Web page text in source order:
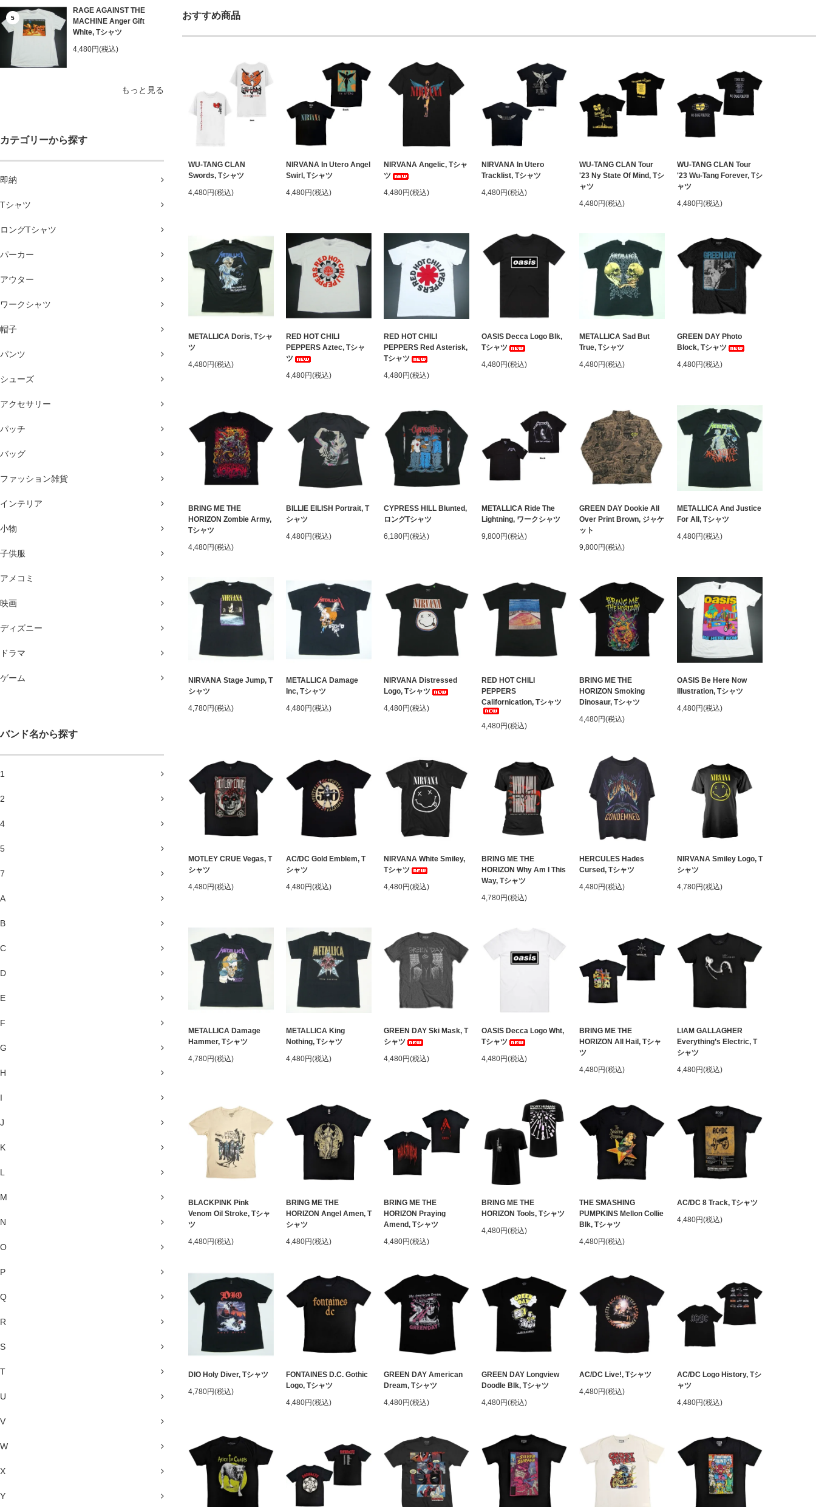
5
RAGE AGAINST THE
MACHINE Anger Gift
White, Tシャツ
4,480円(税込)
もっと見る
カテゴリーから探す
即納
Tシャツ
ロングTシャツ
パーカー
アウター
ワークシャツ
帽子
パンツ
シューズ
アクセサリー
パッチ
バッグ
ファッション雑貨
インテリア
小物
子供服
アメコミ
映画
ディズニー
ドラマ
ゲーム
バンド名から探す
1
2
4
5
7
A
B
C
D
E
F
G
H
I
J
K
L
M
N
O
P
Q
R
S
T
U
V
W
X
Y
おすすめ商品
WU-TANG CLAN
Swords, Tシャツ
4,480円(税込)
NIRVANA In Utero Angel
Swirl, Tシャツ
4,480円(税込)
NIRVANA Angelic, Tシャ
ツ
4,480円(税込)
NIRVANA In Utero
Tracklist, Tシャツ
4,480円(税込)
WU-TANG CLAN Tour
'23 Ny State Of Mind, Tシ
ャツ
4,480円(税込)
WU-TANG CLAN Tour
'23 Wu-Tang Forever, Tシ
ャツ
4,480円(税込)
METALLICA Doris, Tシャ
ツ
4,480円(税込)
RED HOT CHILI
PEPPERS Aztec, Tシャ
ツ
4,480円(税込)
RED HOT CHILI
PEPPERS Red Asterisk,
Tシャツ
4,480円(税込)
OASIS Decca Logo Blk,
Tシャツ
4,480円(税込)
METALLICA Sad But
True, Tシャツ
4,480円(税込)
GREEN DAY Photo
Block, Tシャツ
4,480円(税込)
BRING ME THE
HORIZON Zombie Army,
Tシャツ
4,480円(税込)
BILLIE EILISH Portrait, T
シャツ
4,480円(税込)
CYPRESS HILL Blunted,
ロングTシャツ
6,180円(税込)
METALLICA Ride The
Lightning, ワークシャツ
9,800円(税込)
GREEN DAY Dookie All
Over Print Brown, ジャケ
ット
9,800円(税込)
METALLICA And Justice
For All, Tシャツ
4,480円(税込)
NIRVANA Stage Jump, T
シャツ
4,780円(税込)
METALLICA Damage
Inc, Tシャツ
4,480円(税込)
NIRVANA Distressed
Logo, Tシャツ
4,480円(税込)
RED HOT CHILI
PEPPERS
Californication, Tシャツ
4,480円(税込)
BRING ME THE
HORIZON Smoking
Dinosaur, Tシャツ
4,480円(税込)
OASIS Be Here Now
Illustration, Tシャツ
4,480円(税込)
MOTLEY CRUE Vegas, T
シャツ
4,480円(税込)
AC/DC Gold Emblem, T
シャツ
4,480円(税込)
NIRVANA White Smiley,
Tシャツ
4,480円(税込)
BRING ME THE
HORIZON Why Am I This
Way, Tシャツ
4,780円(税込)
HERCULES Hades
Cursed, Tシャツ
4,480円(税込)
NIRVANA Smiley Logo, T
シャツ
4,780円(税込)
METALLICA Damage
Hammer, Tシャツ
4,780円(税込)
METALLICA King
Nothing, Tシャツ
4,480円(税込)
GREEN DAY Ski Mask, T
シャツ
4,480円(税込)
OASIS Decca Logo Wht,
Tシャツ
4,480円(税込)
BRING ME THE
HORIZON All Hail, Tシャ
ツ
4,480円(税込)
LIAM GALLAGHER
Everything’s Electric, T
シャツ
4,480円(税込)
BLACKPINK Pink
Venom Oil Stroke, Tシャ
ツ
4,480円(税込)
BRING ME THE
HORIZON Angel Amen, T
シャツ
4,480円(税込)
BRING ME THE
HORIZON Praying
Amend, Tシャツ
4,480円(税込)
BRING ME THE
HORIZON Tools, Tシャツ
4,480円(税込)
THE SMASHING
PUMPKINS Mellon Collie
Blk, Tシャツ
4,480円(税込)
AC/DC 8 Track, Tシャツ
4,480円(税込)
DIO Holy Diver, Tシャツ
4,780円(税込)
FONTAINES D.C. Gothic
Logo, Tシャツ
4,480円(税込)
GREEN DAY American
Dream, Tシャツ
4,480円(税込)
GREEN DAY Longview
Doodle Blk, Tシャツ
4,480円(税込)
AC/DC Live!, Tシャツ
4,480円(税込)
AC/DC Logo History, Tシ
ャツ
4,480円(税込)